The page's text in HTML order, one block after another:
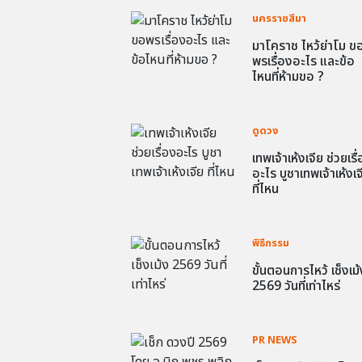
นครราชสีมา
มาโคราช ไหว้ย่าโม ข
พรเรื่องอะไร และข้อ
ไหนที่ห้ามขอ ?
ดูดวง
เทพเจ้าเห้งเจีย ช่วยเ
อะไร บูชาเทพเจ้าเห้งเ
ที่ไหน
พิธีกรรม
ขั้นตอนการไหว้ เช็งเ
2569 วันที่เท่าไหร่
PR NEWS